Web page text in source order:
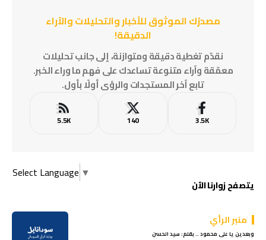
مصدرُك الموثوق للأخبار والتحليلات والآراء
الدقيقة!
نقدّم تغطية دقيقة ومتوازنة، إلى جانب تحليلات
معمّقة وآراء متنوعة تساعدك على فهم ما وراء الخبر.
تابع آخر المستجدات والرؤى أولًا بأول.
3.5K
140
5.5K
Select Language ▼
يتصفح زوارنا الآن
منبر الرأي
وبعدين يا على محمود .. بقلم: سيد الحسن